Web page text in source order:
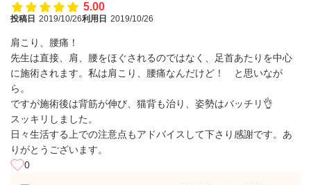
5.00
投稿日 2019/10/26利用日 2019/10/26
肩こり、腰痛！
先生は直接、肩、腰をほぐされるのではなく、足首あたりを中心
に施術されます。私は肩こり、腰痛なんだけど！ と思いなが
ら。
ですが施術後は背筋が伸び、猫背も治り、姿勢はバッチリ👌
スッキリしました。
日々生活する上での注意点もアドバイスして下さり感謝です。あ
りがとうございます。
0